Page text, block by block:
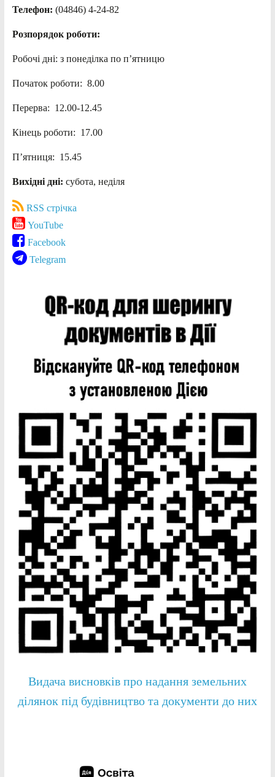
Телефон: (04846) 4-24-82
Розпорядок роботи:
Робочі дні: з понеділка по п’ятницю
Початок роботи: 8.00
Перерва: 12.00-12.45
Кінець роботи: 17.00
П’ятниця: 15.45
Вихідні дні: субота, неділя
RSS стрічка
YouTube
Facebook
Telegram
Видача висновків про надання земельних
ділянок під будівництво та документи до них